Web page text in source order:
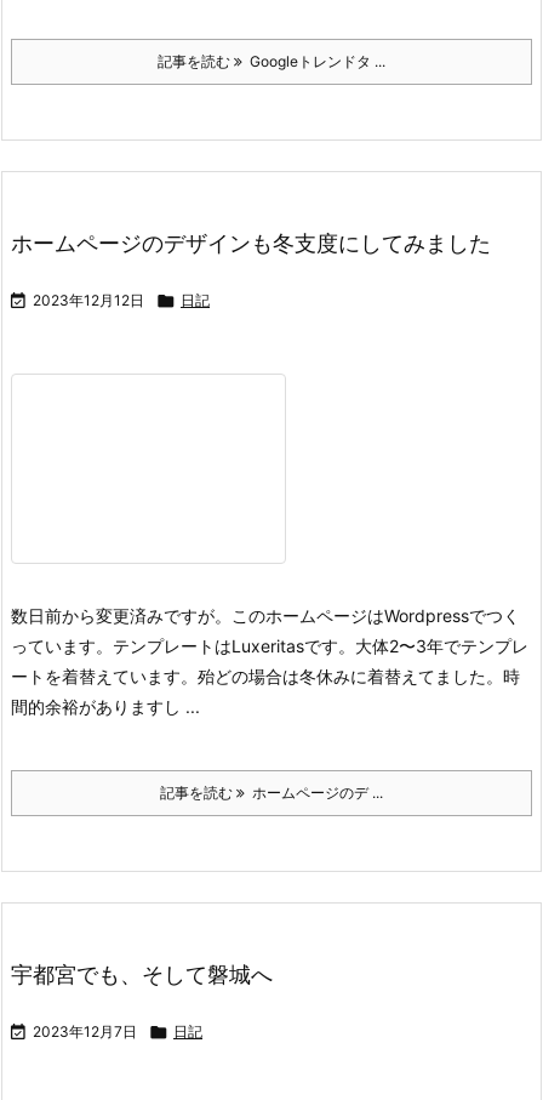
記事を読む Googleトレンドタ ...
ホームページのデザインも冬支度にしてみました
 2023年12月12日  日記
数日前から変更済みですが。
このホームページはWordpressでつく
っています。テンプレートはLuxeritasです。大体2〜3年でテンプレ
ートを着替えています。殆どの場合は冬休みに着替えてました。時
間的余裕がありますし ...
記事を読む ホームページのデ ...
宇都宮でも、そして磐城へ
 2023年12月7日  日記